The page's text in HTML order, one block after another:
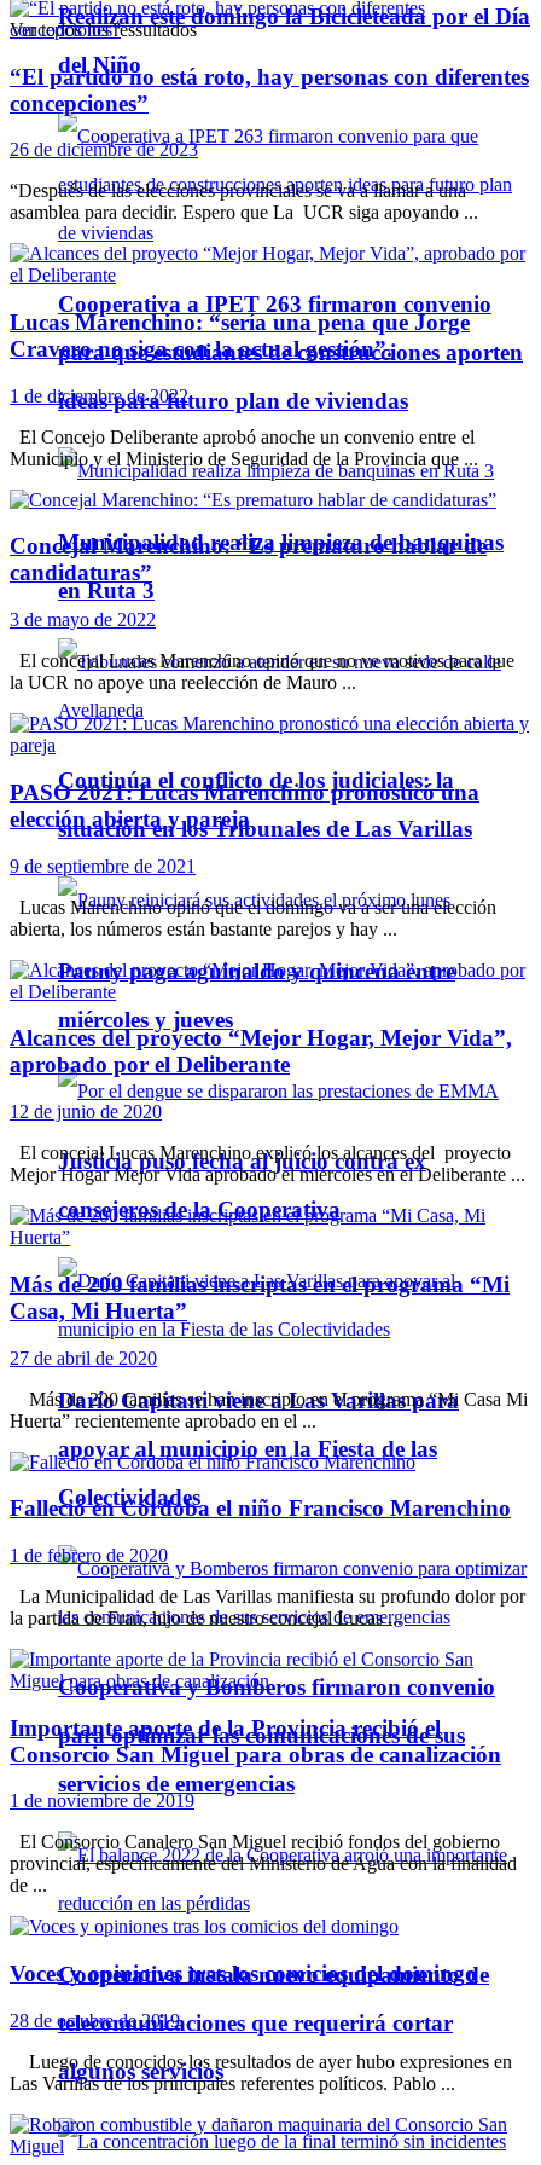
Realizan este domingo la Bicicleteada por el Día
del Niño
Cooperativa a IPET 263 firmaron convenio
para que estudiantes de construcciones aporten
ideas para futuro plan de viviendas
Municipalidad realiza limpieza de banquinas
en Ruta 3
Continúa el conflicto de los judiciales: la
situación en los Tribunales de Las Varillas
Pauny paga aguinaldo y quincena entre
miércoles y jueves
Justicia puso fecha al juicio contra ex
consejeros de la Cooperativa
Darío Capitani viene a Las Varillas para
apoyar al municipio en la Fiesta de las
Colectividades
Cooperativa y Bomberos firmaron convenio
para optimizar las comunicaciones de sus
servicios de emergencias
Cooperativa instala nuevo equipamiento de
telecomunicaciones que requerirá cortar
algunos servicios
Ver todos los ressultados
“El partido no está roto, hay personas con diferentes
concepciones”
26 de diciembre de 2023
“Después de las elecciones provinciales se va a llamar a una
asamblea para decidir. Espero que La UCR siga apoyando ...
Lucas Marenchino: “sería una pena que Jorge
Cravero no siga con la actual gestión”.
1 de diciembre de 2022
El Concejo Deliberante aprobó anoche un convenio entre el
Municipio y el Ministerio de Seguridad de la Provincia que ...
Concejal Marenchino: “Es prematuro hablar de
candidaturas”
3 de mayo de 2022
El concejal Lucas Marenchino opinó que no ve motivos para que
la UCR no apoye una reelección de Mauro ...
PASO 2021: Lucas Marenchino pronosticó una
elección abierta y pareja
9 de septiembre de 2021
Lucas Marenchino opinó que el domingo va a ser una elección
abierta, los números están bastante parejos y hay ...
Alcances del proyecto “Mejor Hogar, Mejor Vida”,
aprobado por el Deliberante
12 de junio de 2020
El concejal Lucas Marenchino explicó los alcances del proyecto
Mejor Hogar Mejor Vida aprobado el miércoles en el Deliberante ...
Más de 200 familias inscriptas en el programa “Mi
Casa, Mi Huerta”
27 de abril de 2020
Más de 200 familias se han inscripto en el programa “Mi Casa Mi
Huerta” recientemente aprobado en el ...
Falleció en Córdoba el niño Francisco Marenchino
1 de febrero de 2020
La Municipalidad de Las Varillas manifiesta su profundo dolor por
la partida de Fran, hijo de nuestro concejal Lucas ...
Importante aporte de la Provincia recibió el
Consorcio San Miguel para obras de canalización
1 de noviembre de 2019
El Consorcio Canalero San Miguel recibió fondos del gobierno
provincial, específicamente del Ministerio de Agua con la finalidad
de ...
Voces y opiniones tras los comicios del domingo
28 de octubre de 2019
Luego de conocidos los resultados de ayer hubo expresiones en
Las Varillas de los principales referentes políticos. Pablo ...